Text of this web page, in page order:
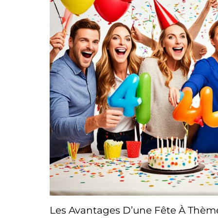
Les Avantages D’une Fête À